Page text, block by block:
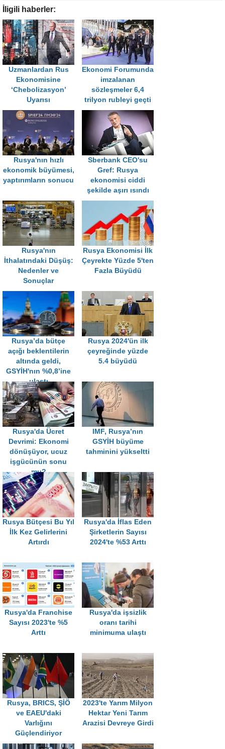
İligili haberler:
Uzmanlardan Rus
Ekonomisine
‘Chebolizasyon’
Uyarısı
Ekonomi Forumunda
imzalanan
sözleşmeler 6,4
trilyon rubleyi geçti
Rusya'nın hızlı
ekonomik büyümesi,
yaptırımların sonucu
Sberbank CEO'su
Gref: Rusya
ekonomisi ciddi
şekilde aşırı ısındı
Rusya'nın
İthalatındaki Düşüş:
Nedenler ve
Sonuçlar
Rusya Ekonomisi İlk
Çeyrekte Yüzde 5'ten
Fazla Büyüdü
Rusya’da bütçe
açığı beklentilerin
altında geldi,
GSYİH'nın %0,8’ine
ulaştı
Rusya 2024'ün ilk
çeyreğinde yüzde
5.4 büyüdü
Rusya'da Ücret
Devrimi: Ekonomi
dönüşüyor, ucuz
işgücünün sonu
mu?
IMF, Rusya’nın
GSYİH büyüme
tahminini yükseltti
Rusya Bütçesi Bu Yıl
İlk Kez Gelirlerini
Artırdı
Rusya'da İflas Eden
Şirketlerin Sayısı
2024'te %53 Arttı
Rusya'da Franchise
Sayısı 2023'te %5
Arttı
Rusya'da işsizlik
oranı tarihi
minimuma ulaştı
Rusya, BRICS, ŞİÖ
ve EAEU'daki
Varlığını
Güçlendiriyor
2023'te Yarım Milyon
Hektar Yeni Tarım
Arazisi Devreye Girdi